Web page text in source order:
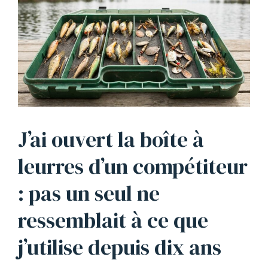
J’ai ouvert la boîte à
leurres d’un compétiteur
: pas un seul ne
ressemblait à ce que
j’utilise depuis dix ans